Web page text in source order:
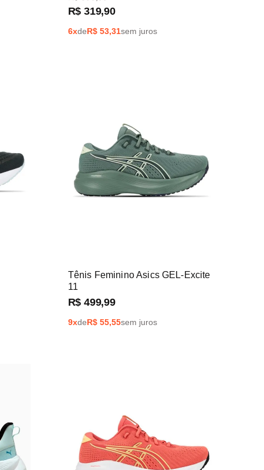
R$ 319,90
6xdeR$ 53,31sem juros
Tênis Feminino Asics GEL-Excite
11
R$ 499,99
9xdeR$ 55,55sem juros